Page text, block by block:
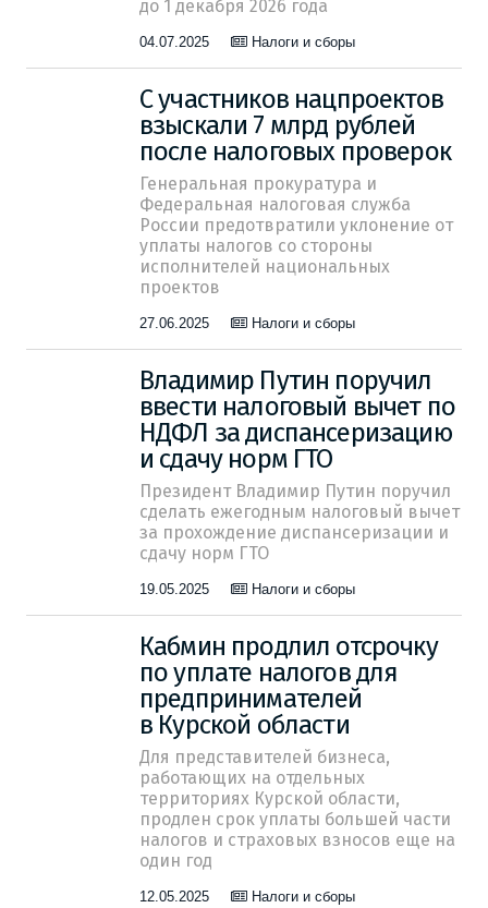
до 1 декабря 2026 года
04.07.2025 Налоги и сборы
С участников нацпроектов
взыскали 7 млрд рублей
после налоговых проверок
Генеральная прокуратура и
Федеральная налоговая служба
России предотвратили уклонение от
уплаты налогов со стороны
исполнителей национальных
проектов
27.06.2025 Налоги и сборы
Владимир Путин поручил
ввести налоговый вычет по
НДФЛ за диспансеризацию
и сдачу норм ГТО
Президент Владимир Путин поручил
сделать ежегодным налоговый вычет
за прохождение диспансеризации и
сдачу норм ГТО
19.05.2025 Налоги и сборы
Кабмин продлил отсрочку
по уплате налогов для
предпринимателей
в Курской области
Для представителей бизнеса,
работающих на отдельных
территориях Курской области,
продлен срок уплаты большей части
налогов и страховых взносов еще на
один год
12.05.2025 Налоги и сборы